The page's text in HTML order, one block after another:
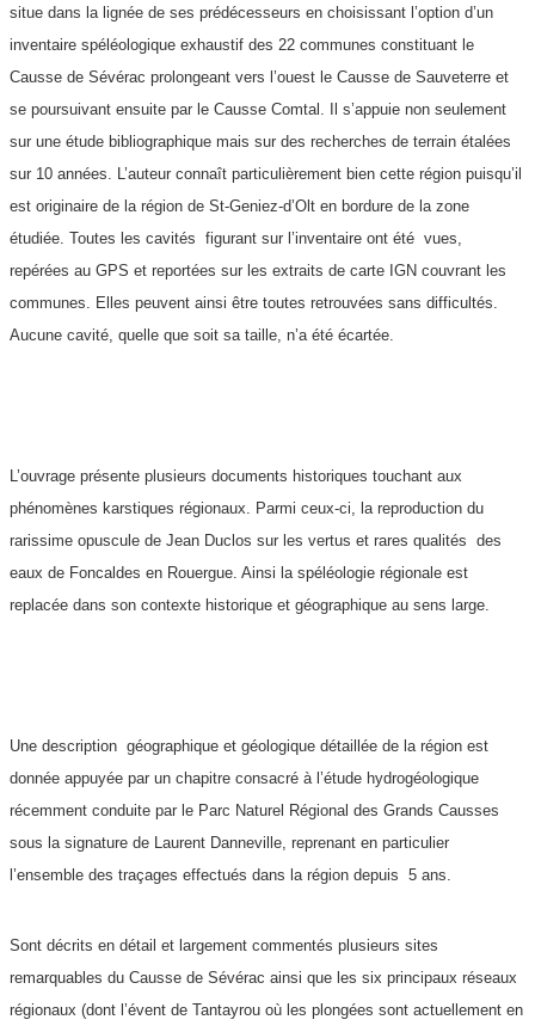
situe dans la lignée de ses prédécesseurs en choisissant l’option d’un
inventaire spéléologique exhaustif des 22 communes constituant le
Causse de Sévérac prolongeant vers l’ouest le Causse de Sauveterre et
se poursuivant ensuite par le Causse Comtal. Il s’appuie non seulement
sur une étude bibliographique mais sur des recherches de terrain étalées
sur 10 années. L’auteur connaît particulièrement bien cette région puisqu’il
est originaire de la région de St-Geniez-d’Olt en bordure de la zone
étudiée. Toutes les cavités figurant sur l’inventaire ont été vues,
repérées au GPS et reportées sur les extraits de carte IGN couvrant les
communes. Elles peuvent ainsi être toutes retrouvées sans difficultés.
Aucune cavité, quelle que soit sa taille, n’a été écartée.
L’ouvrage présente plusieurs documents historiques touchant aux
phénomènes karstiques régionaux. Parmi ceux-ci, la reproduction du
rarissime opuscule de Jean Duclos sur les vertus et rares qualités des
eaux de Foncaldes en Rouergue. Ainsi la spéléologie régionale est
replacée dans son contexte historique et géographique au sens large.
Une description géographique et géologique détaillée de la région est
donnée appuyée par un chapitre consacré à l’étude hydrogéologique
récemment conduite par le Parc Naturel Régional des Grands Causses
sous la signature de Laurent Danneville, reprenant en particulier
l’ensemble des traçages effectués dans la région depuis 5 ans.
Sont décrits en détail et largement commentés plusieurs sites
remarquables du Causse de Sévérac ainsi que les six principaux réseaux
régionaux (dont l’évent de Tantayrou où les plongées sont actuellement en